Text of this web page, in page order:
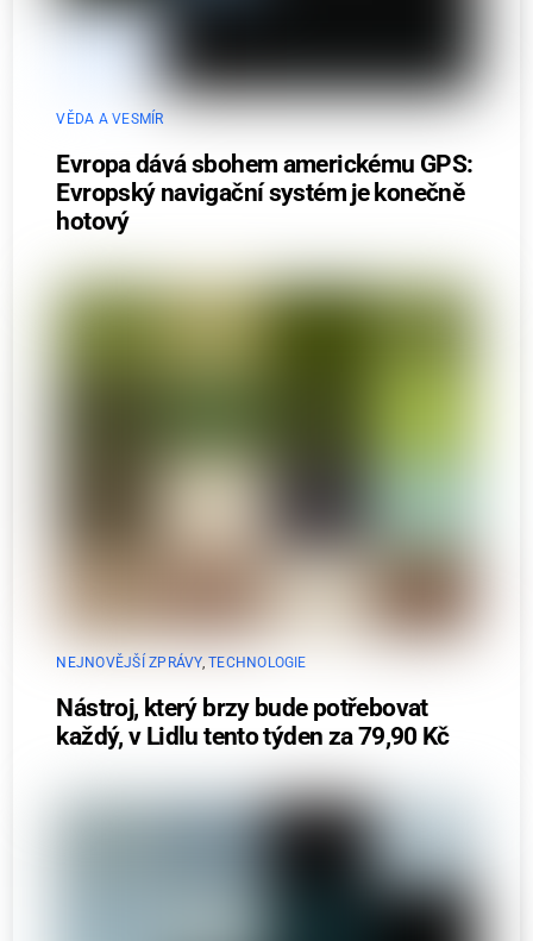
VĚDA A VESMÍR
Evropa dává sbohem americkému GPS:
Evropský navigační systém je konečně
hotový
NEJNOVĚJŠÍ ZPRÁVY,TECHNOLOGIE
Nástroj, který brzy bude potřebovat
každý, v Lidlu tento týden za 79,90 Kč